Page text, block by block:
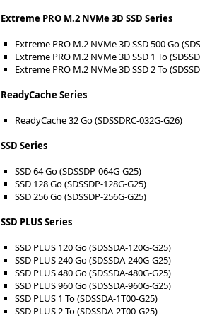
Extreme PRO M.2 NVMe 3D SSD Series
Extreme PRO M.2 NVMe 3D SSD 500 Go
Extreme PRO M.2 NVMe 3D SSD 1 To
Extreme PRO M.2 NVMe 3D SSD 2 To
ReadyCache Series
ReadyCache 32 Go (SDSSDRC-032G-G26)
SSD Series
SSD 64 Go (SDSSDP-064G-G25)
SSD 128 Go (SDSSDP-128G-G25)
SSD 256 Go (SDSSDP-256G-G25)
SSD PLUS Series
SSD PLUS 120 Go (SDSSDA-120G-G25)
SSD PLUS 240 Go (SDSSDA-240G-G25)
SSD PLUS 480 Go (SDSSDA-480G-G25)
SSD PLUS 960 Go (SDSSDA-960G-G25)
SSD PLUS 1 To (SDSSDA-1T00-G25)
SSD PLUS 2 To (SDSSDA-2T00-G25)